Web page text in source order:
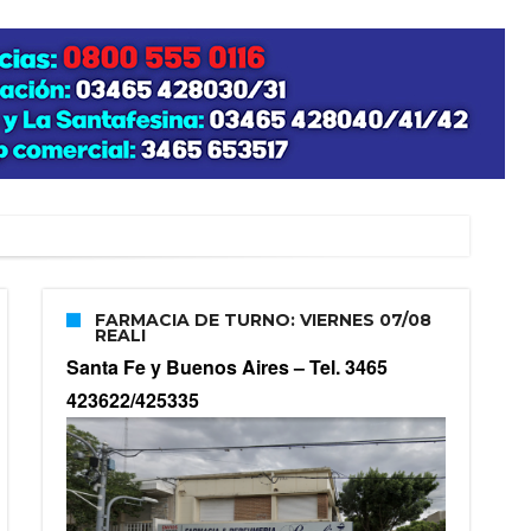
FARMACIA DE TURNO: VIERNES 07/08
REALI
Santa Fe y Buenos Aires –Tel. 3465
423622/425335